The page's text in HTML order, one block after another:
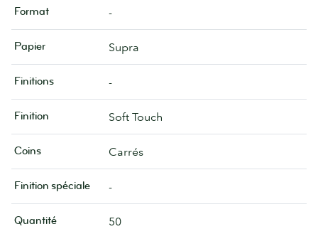
Format -
Papier Supra
Finitions -
Finition Soft Touch
Coins Carrés
Finition spéciale -
Quantité 50